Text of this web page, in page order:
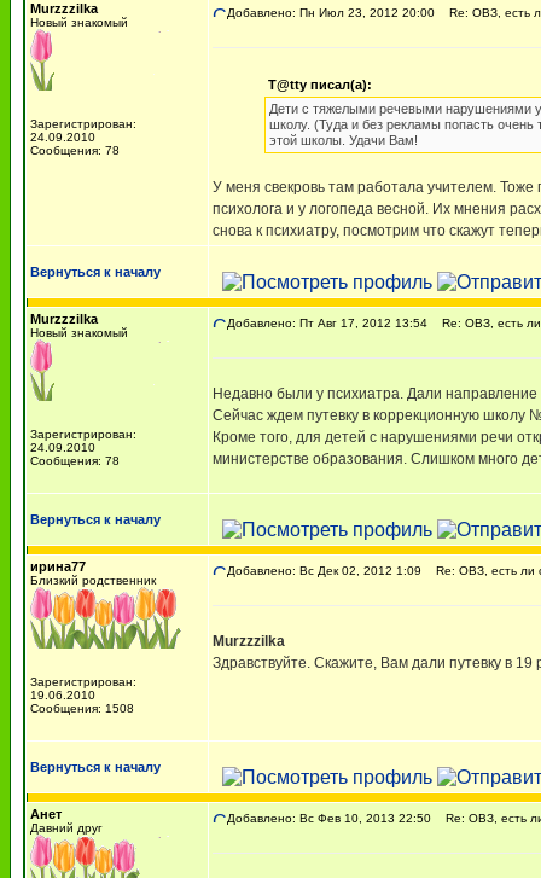
Murzzzilka
Новый знакомый
Зарегистрирован:
24.09.2010
Сообщения: 78
Добавлено: Пн Июл 23, 2012 20:00 Re: ОВЗ, есть
T@tty писал(а):
Дети с тяжелыми речевыми нарушениями
школу. (Туда и без рекламы попасть очень
этой школы. Удачи Вам!
У меня свекровь там работала учителем.
психолога и у логопеда весной. Их мнения
снова к психиатру, посмотрим что скажут
Вернуться к началу
Murzzzilka
Новый знакомый
Зарегистрирован:
24.09.2010
Сообщения: 78
Добавлено: Пт Авг 17, 2012 13:54 Re: ОВЗ, есть ли
Недавно были у психиатра. Дали
Сейчас ждем путевку в коррекционную школу
Кроме того, для детей с нарушениями речи
министерстве образования. Слишком много
Вернуться к началу
ирина77
Близкий родственник
Зарегистрирован:
19.06.2010
Сообщения: 1508
Добавлено: Вс Дек 02, 2012 1:09 Re: ОВЗ, есть ли
Murzzzilka
Здравствуйте. Скажите, Вам дали путевку в
Вернуться к началу
Анет
Давний друг
Добавлено: Вс Фев 10, 2013 22:50 Re: ОВЗ, есть